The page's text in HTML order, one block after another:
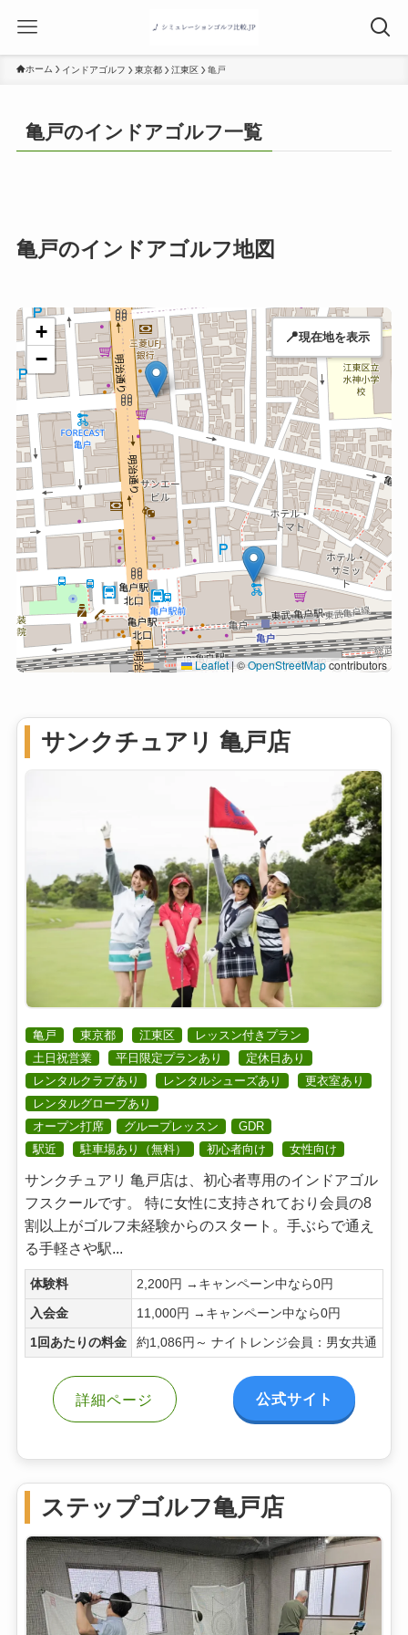
ホーム インドアゴルフ 東京都 江東区 亀戸
亀戸のインドアゴルフ一覧
亀戸のインドアゴルフ地図
+
−
Leaflet |©OpenStreetMapcontributors
📍現在地を表示
サンクチュアリ 亀戸店
亀戸 東京都 江東区
レッスン付きプラン
土日祝営業
平日限定プランあり
定休日あり
レンタルクラブあり
レンタルシューズあり
更衣室あり
レンタルグローブあり
オープン打席
グループレッスン
GDR
駅近
駐車場あり（無料） 初心者向け 女性向け
サンクチュアリ 亀戸店は、初心者専用のインドアゴル
フスクールです。 特に女性に支持されており会員の8
割以上がゴルフ未経験からのスタート。手ぶらで通え
る手軽さや駅...
体験料 2,200円 →キャンペーン中なら0円
入会金 11,000円 →キャンペーン中なら0円
1回あたりの料金 約1,086円～ ナイトレンジ会員：男女共通
詳細ページ 公式サイト
ステップゴルフ亀戸店